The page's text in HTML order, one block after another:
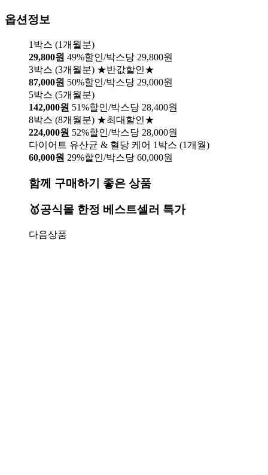
옵션정보
1박스 (1개월분)
29,800원 49%할인/박스당 29,800원
3박스 (3개월분) ★반값할인★
87,000원 50%할인/박스당 29,000원
5박스 (5개월분)
142,000원 51%할인/박스당 28,400원
8박스 (8개월분) ★최대할인★
224,000원 52%할인/박스당 28,000원
다이어트 유산균 & 혈당 케어 1박스 (1개월)
60,000원 29%할인/박스당 60,000원
함께 구매하기 좋은 상품
🥇공식몰 한정 베스트셀러 특가
다음상품